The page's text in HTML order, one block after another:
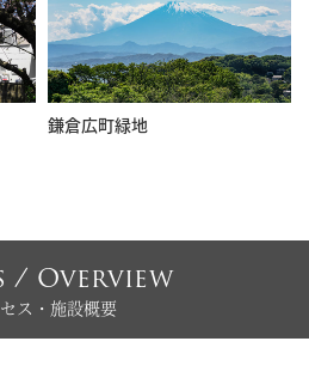
鎌倉広町緑地
/ Overview
ス・施設概要